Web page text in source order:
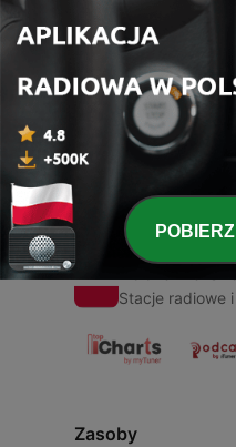
Odcinki
1 - aveu
22 maj 2020
Stacje radiowe
Zasoby